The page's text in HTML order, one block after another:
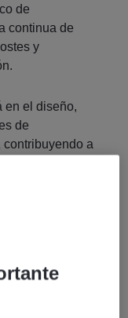
de
continua de
y
en el diseño,
de
a